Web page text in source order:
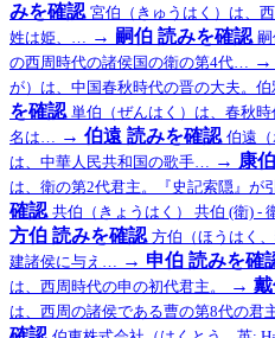
みを確認 宮伯（きゅうはく）は、
姓は姫、… → 嗣伯 読みを確認
の西周時代の諸侯国の衛の第4代… →
が）は、中国春秋時代の晋の大夫。
を確認 単伯（ぜんはく）は、春秋
名は… → 伯遠 読みを確認 伯遠（
は、中華人民共和国の歌手… → 康伯
は、衛の第2代君主。『史記索隠』が
確認 共伯（きょうはく） 共伯 (衛) -
方伯 読みを確認 方伯（ほうはく
建諸侯に与え… → 申伯 読みを確
は、西周時代の申の初代君主。
→
は、西周の諸侯である曹の第8代の君